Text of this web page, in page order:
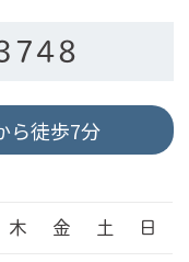
ら徒歩7分
木 金 土 日